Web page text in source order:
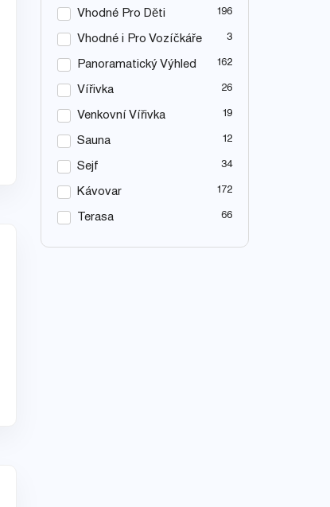
Vhodné Pro Děti 196
Vhodné i Pro Vozíčkáře 3
Panoramatický Výhled 162
Vířivka 26
Venkovní Vířivka 19
Sauna 12
Sejf 34
Kávovar 172
Terasa 66